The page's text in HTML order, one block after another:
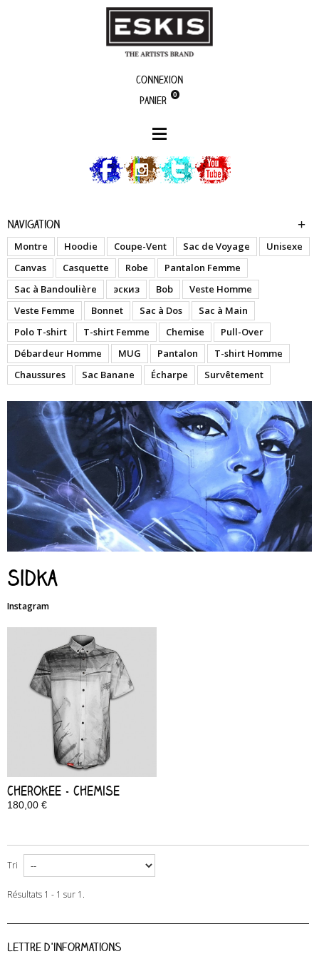
Connexion
Panier
0
artistes
Navigation
Montre Hoodie Coupe-Vent Sac de Voyage
Unisexe
Canvas
Casquette Robe
Pantalon Femme
Sac à Bandoulière
эскиз Bob
Veste Homme
Veste Femme
Bonnet Sac à Dos
Sac à Main
Polo T-shirt
T-shirt Femme Chemise
Pull-Over
Débardeur Homme
MUG Pantalon
T-shirt Homme
Chaussures
Sac Banane Écharpe Survêtement
Sidka
Instagram
Cherokee - Chemise
180,00 €
Tri
Résultats 1 - 1 sur 1.
Lettre d'informations